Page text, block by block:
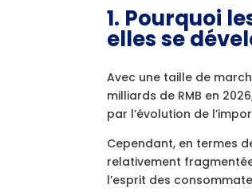
1. Pourquoi
elles se
Avec une taille de
milliards de RMB en
par l’évolution de
Cependant, en termes
relativement
l’esprit des